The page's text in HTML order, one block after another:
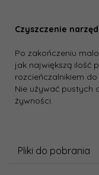
Czyszczenie
Po zakończeniu
jak największą ilość
rozcieńczalnikiem
Nie używać pustych
żywności.
Pliki do pobrania